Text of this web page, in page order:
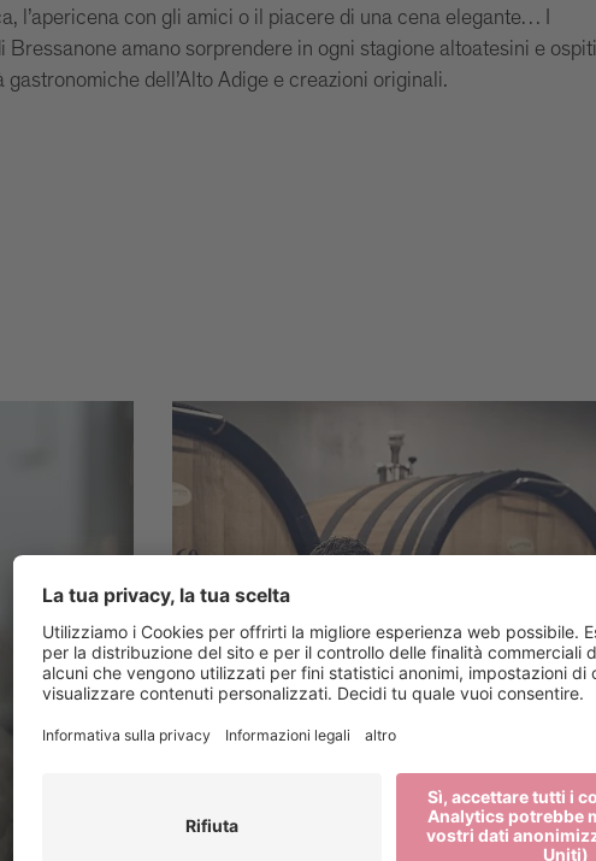
l’apericena con gli amici o il piacere di una cena elegante… I
amano sorprendere in ogni stagione altoatesini e ospiti
dell’Alto Adige e creazioni originali.